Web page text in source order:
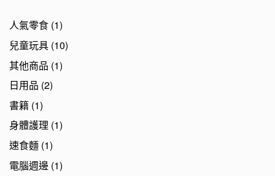
人氣零食 (1)
兒童玩具 (10)
其他商品 (1)
日用品 (2)
書籍 (1)
身體護理 (1)
速食麵 (1)
電腦週邊 (1)